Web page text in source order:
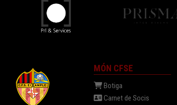
MÓN CFSE
Botiga
Carnet de Socis